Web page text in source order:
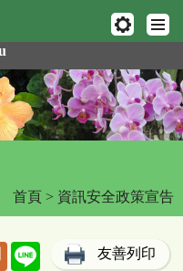
首頁 > 資訊安全政策宣告
Plurk Line 友善列印